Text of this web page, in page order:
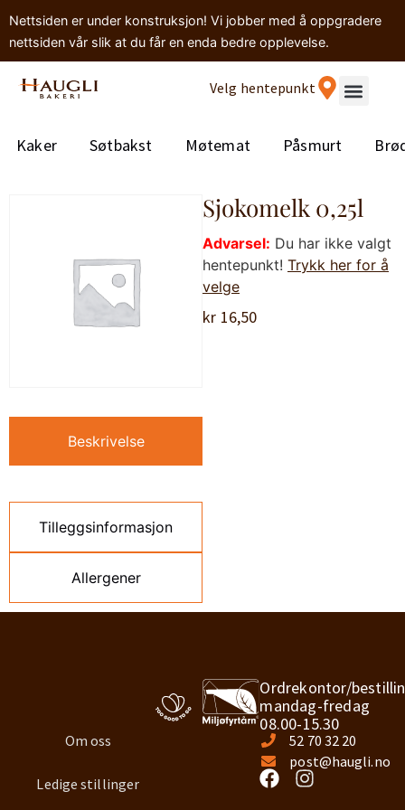
Nettsiden er under konstruksjon! Vi jobber med å oppgradere
nettsiden vår slik at du får en enda bedre opplevelse.
Velg hentepunkt
Kaker Søtbakst Møtemat Påsmurt
Beskrivelse
Tilleggsinformasjon
Allergener
Sjokomelk 0,25l
Advarsel: Du har ikke valgt
hentepunkt! Trykk her for å
velge
kr 16,50
Om oss
Ledige stillinger
Ordrekontor/
mandag-fredag
08.00-15.30
52 70 32 20
post@haugli.no